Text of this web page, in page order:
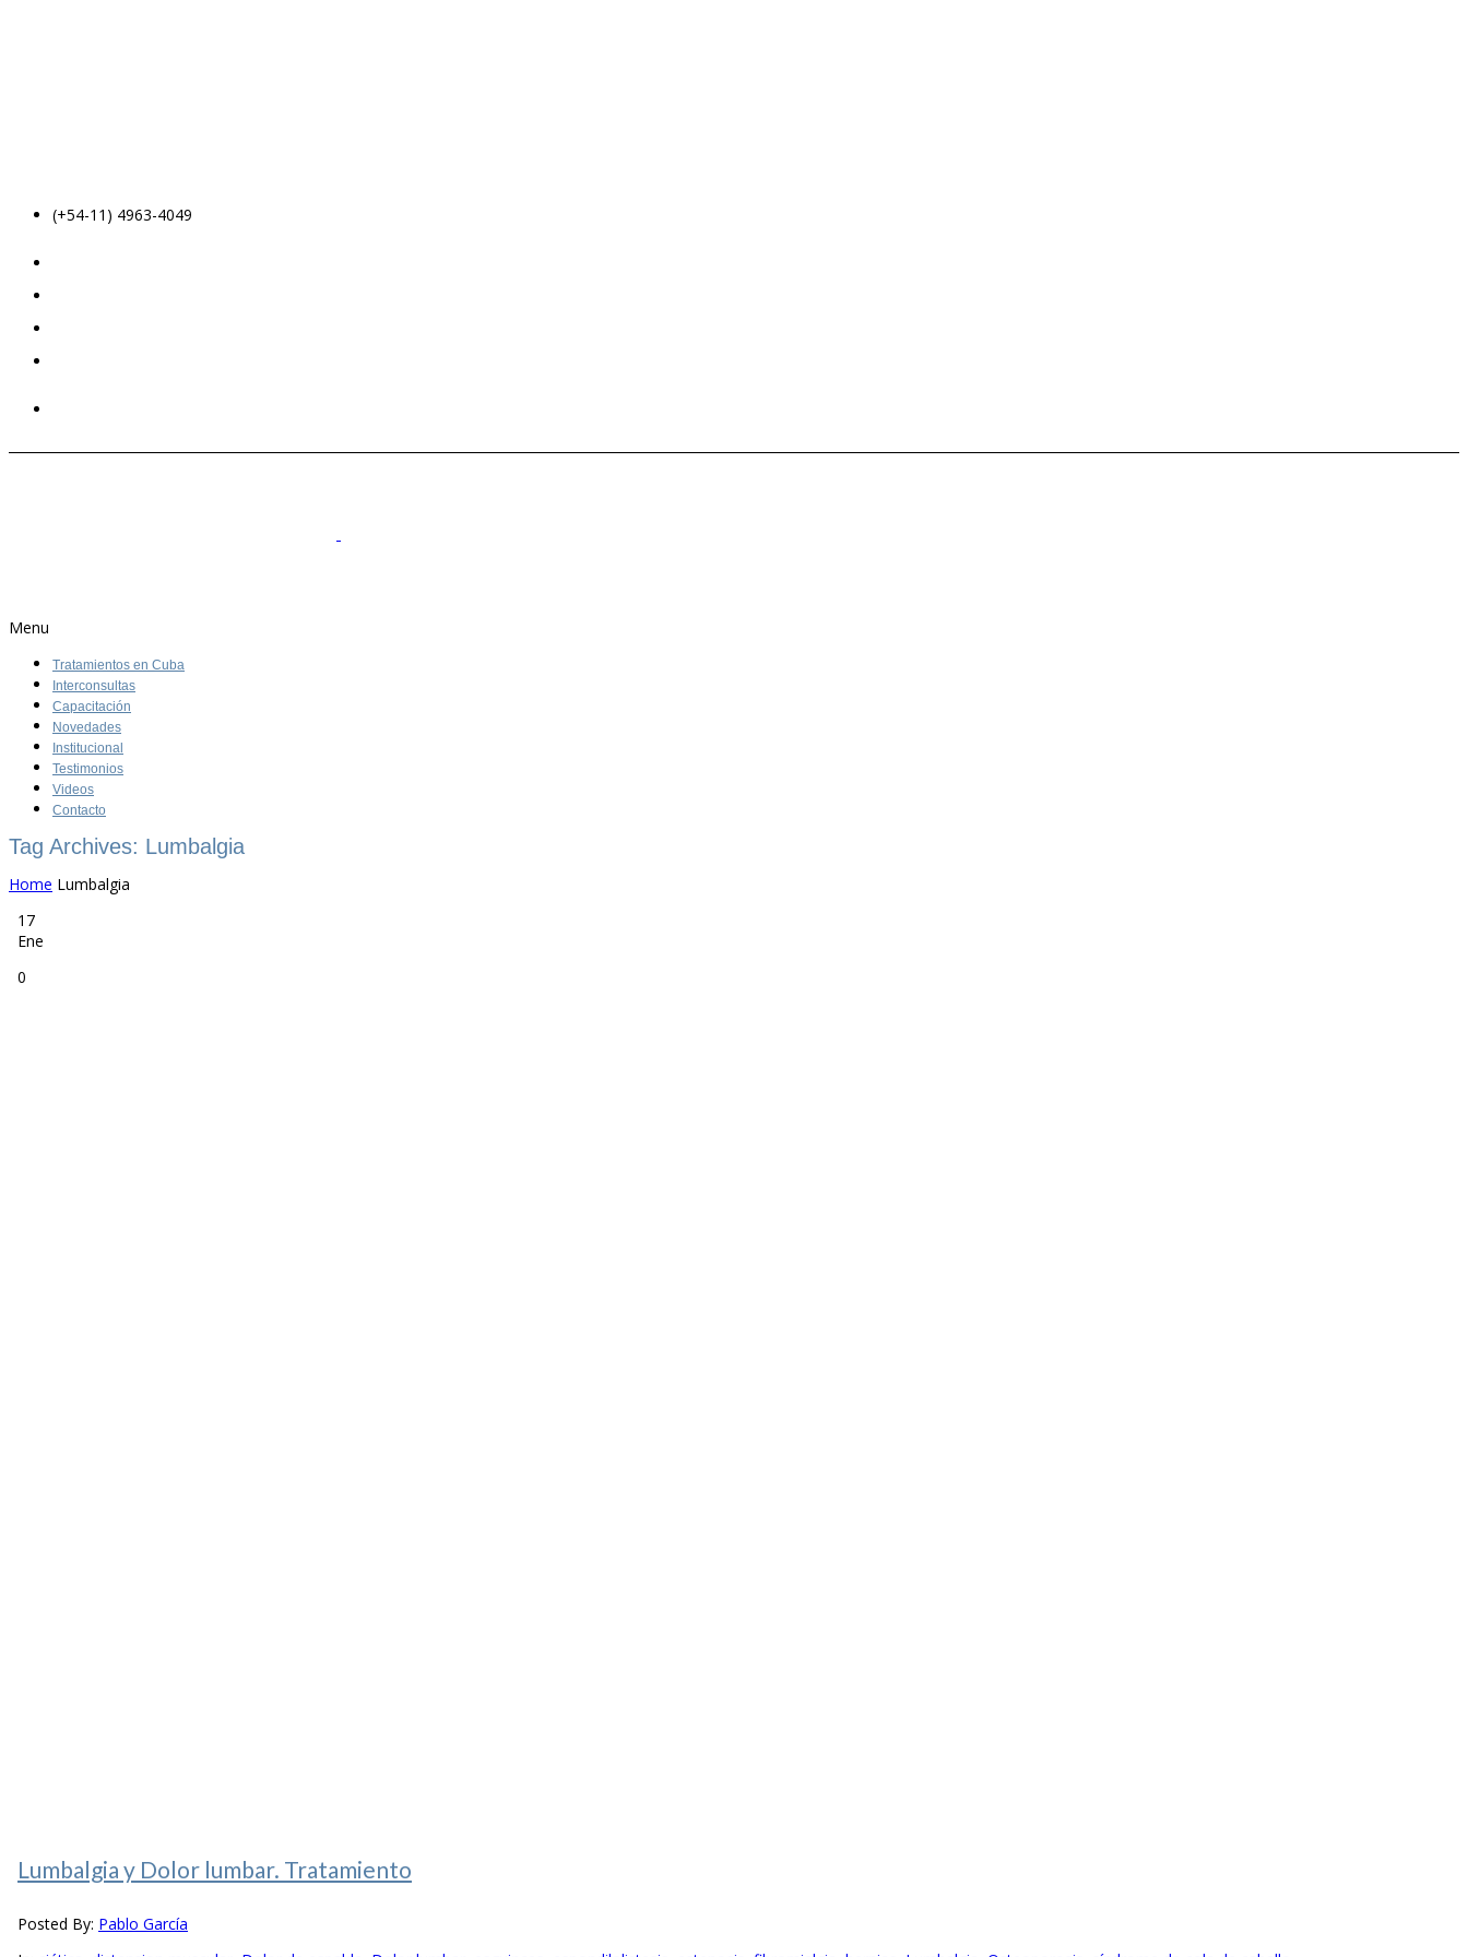
(+54-11) 4963-4049
Menu
Tratamientos en Cuba
Interconsultas
Capacitación
Novedades
Institucional
Testimonios
Videos
Contacto
Tag Archives: Lumbalgia
Home Lumbalgia
17
Ene
0
Lumbalgia y Dolor lumbar. Tratamiento
Posted By: Pablo García